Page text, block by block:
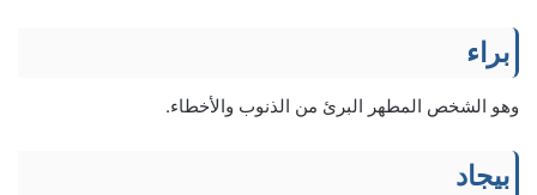
براء
وهو الشخص المطهر البرئ من الذنوب والأخطاء.
بيجاد